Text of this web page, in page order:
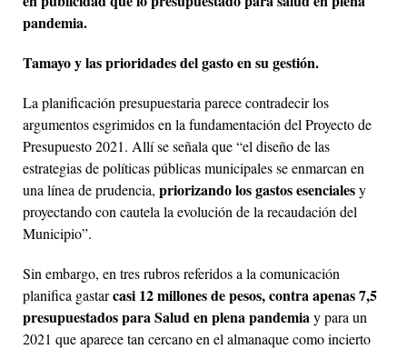
pandemia.
Tamayo y las prioridades del gasto en su gestión.
La planificación presupuestaria parece contradecir los
argumentos esgrimidos en la fundamentación del Proyecto de
Presupuesto 2021. Allí se señala que “el diseño de las
estrategias de políticas públicas municipales se enmarcan en
una línea de prudencia, priorizando los gastos esencialesy
proyectando con cautela la evolución de la recaudación del
Municipio”.
Sin embargo, en tres rubros referidos a la comunicación
planifica gastarcasi 12 millones de pesos, contra apenas 7,5
presupuestados para Salud en plena pandemiay para un
2021 que aparece tan cercano en el almanaque como incierto